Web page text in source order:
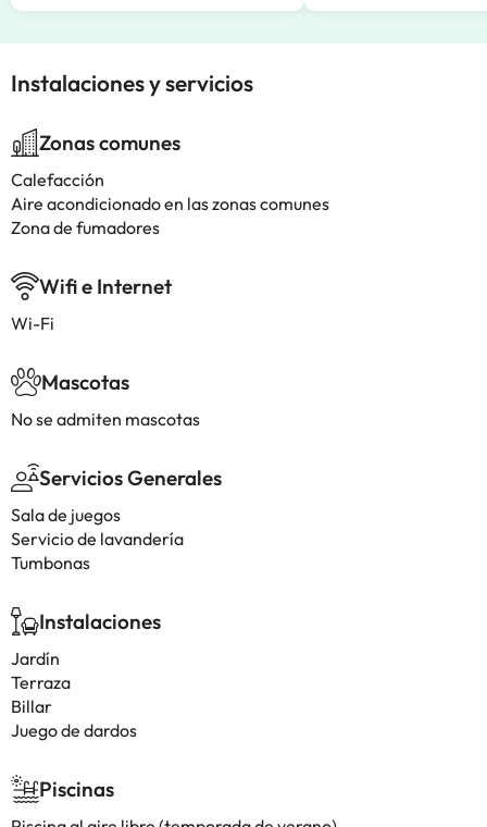
Instalaciones y servicios
Zonas comunes
Calefacción
Aire acondicionado en las zonas comunes
Zona de fumadores
Wifi e Internet
Wi-Fi
Mascotas
No se admiten mascotas
Servicios Generales
Sala de juegos
Servicio de lavandería
Tumbonas
Instalaciones
Jardín
Terraza
Billar
Juego de dardos
Piscinas